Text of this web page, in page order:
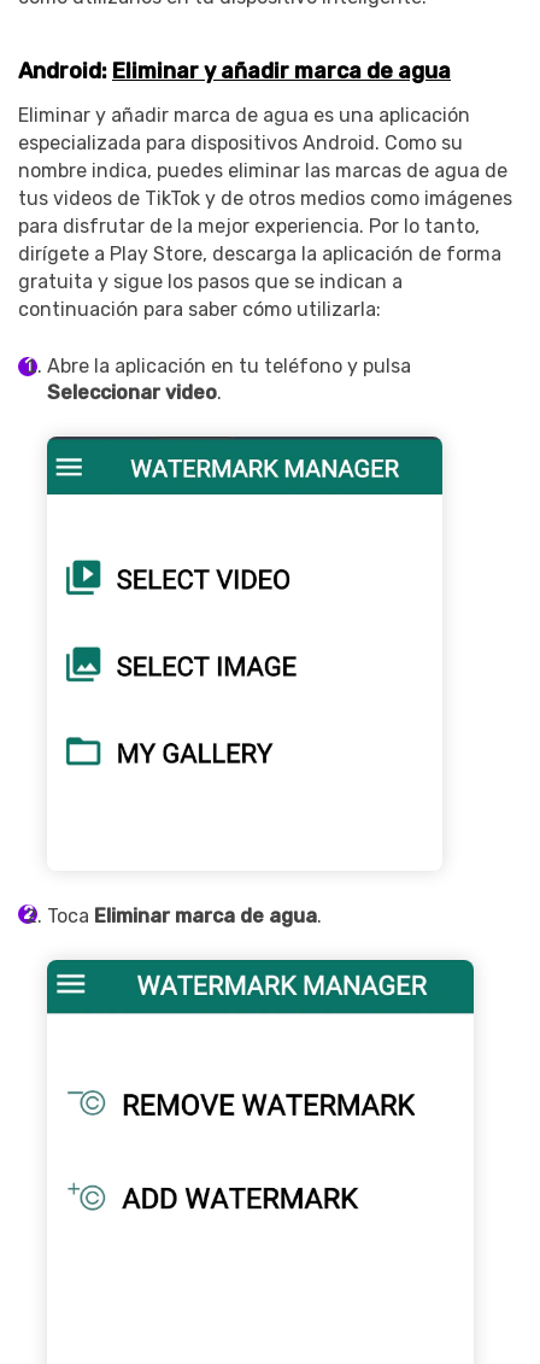
Android: Eliminar y añadir marca de agua
Eliminar y añadir marca de agua es una aplicación
especializada para dispositivos Android. Como su
nombre indica, puedes eliminar las marcas de agua de
tus videos de TikTok y de otros medios como imágenes
para disfrutar de la mejor experiencia. Por lo tanto,
dirígete a Play Store, descarga la aplicación de forma
gratuita y sigue los pasos que se indican a
continuación para saber cómo utilizarla:
Abre la aplicación en tu teléfono y pulsa
Seleccionar video.
Toca Eliminar marca de agua.